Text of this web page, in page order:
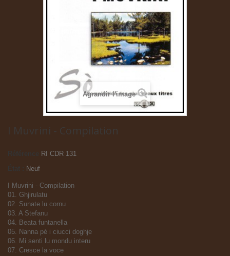
Agrandir l'image
I Muvrini - Compilation
Référence
RI CDR 131
Neuf
I Muvrini - Compilation
01. Ghjirulatu
02. Sunate lu cornu
03. A Stefanu
04. Beata funtanella
05. Nanna pè i ciucci doghje
06. Mi senti lu mondu interu
07. Cresce la voce